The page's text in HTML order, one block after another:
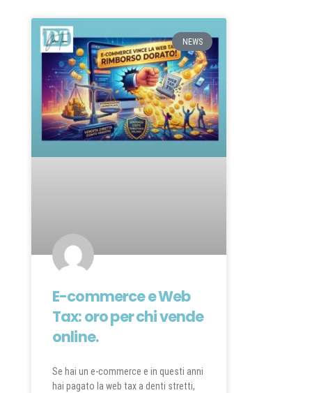
NEWS
E-commerce e Web
Tax: oro per chi vende
online.
Se hai un e-commerce e in questi anni
hai pagato la web tax a denti stretti,